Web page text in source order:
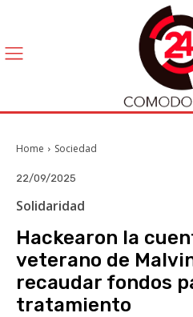
Home Sociedad
22/09/2025
Solidaridad
Hackearon la
veterano de
recaudar fondos
tratamiento